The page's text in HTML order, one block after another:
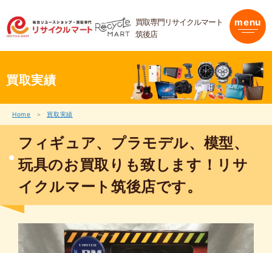
を
ス
キ
プ
買取専門リサイクルマート
筑後店
menu
買取実績
Home 買取実績
フィギュア、プラモデル、模型、
玩具のお買取りも致します！リサ
イクルマート筑後店です。